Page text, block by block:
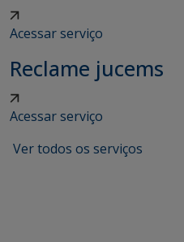
Acessar serviço
Reclame jucems
Acessar serviço
Ver todos os serviços